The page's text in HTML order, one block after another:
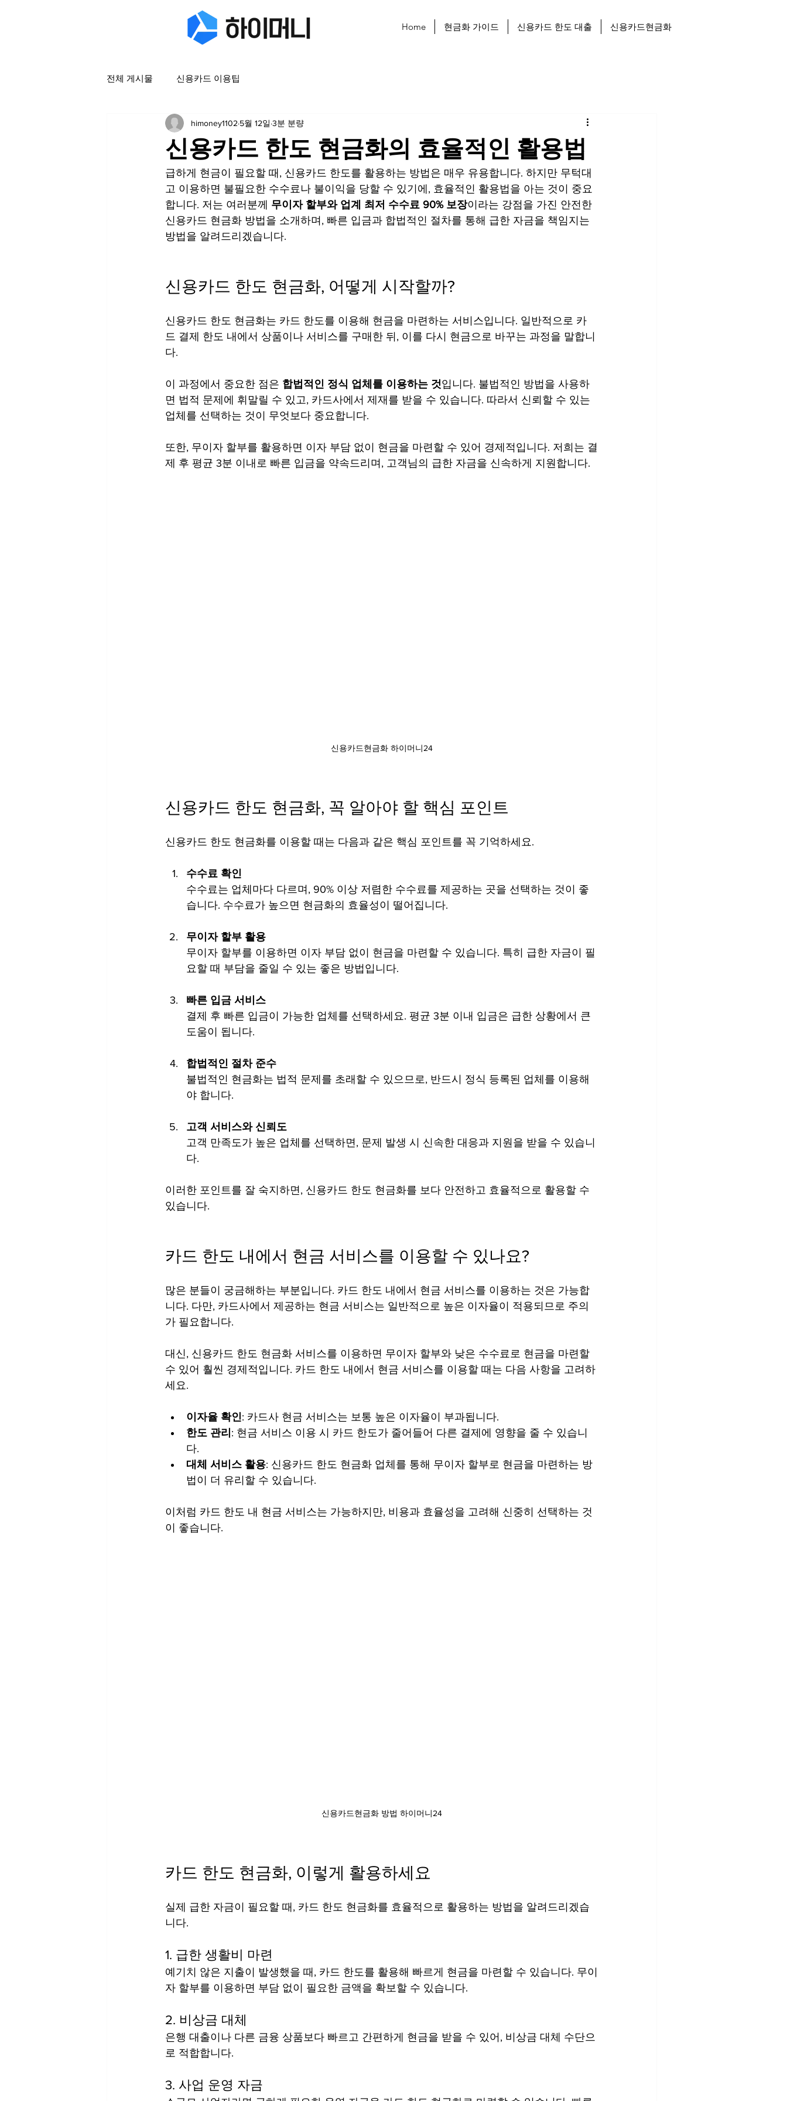
Home 현금화 가이드 신용카드 한도 대출 신용카드현금화
전체 게시물 신용카드 이용팁
신용카드 한도 현금화의 효율적인 활용법
himoney1102 5월 12일 3분 분량
급하게 현금이 필요할 때, 신용카드 한도를 활용하는 방법은 매우 유용합니다. 하지만 무턱대
고 이용하면 불필요한 수수료나 불이익을 당할 수 있기에, 효율적인 활용법을 아는 것이 중요
합니다. 저는 여러분께 무이자 할부와 업계 최저 수수료 90% 보장이라는 강점을 가진 안전한
신용카드 현금화 방법을 소개하며, 빠른 입금과 합법적인 절차를 통해 급한 자금을 책임지는
방법을 알려드리겠습니다.
신용카드 한도 현금화, 어떻게 시작할까?
신용카드 한도 현금화는 카드 한도를 이용해 현금을 마련하는 서비스입니다. 일반적으로 카
드 결제 한도 내에서 상품이나 서비스를 구매한 뒤, 이를 다시 현금으로 바꾸는 과정을 말합니
다.
이 과정에서 중요한 점은 합법적인 정식 업체를 이용하는 것입니다. 불법적인 방법을 사용하
면 법적 문제에 휘말릴 수 있고, 카드사에서 제재를 받을 수 있습니다. 따라서 신뢰할 수 있는
업체를 선택하는 것이 무엇보다 중요합니다.
또한, 무이자 할부를 활용하면 이자 부담 없이 현금을 마련할 수 있어 경제적입니다. 저희는 결
제 후 평균 3분 이내로 빠른 입금을 약속드리며, 고객님의 급한 자금을 신속하게 지원합니다.
신용카드현금화 하이머니24
신용카드 한도 현금화, 꼭 알아야 할 핵심 포인트
신용카드 한도 현금화를 이용할 때는 다음과 같은 핵심 포인트를 꼭 기억하세요.
수수료 확인
수수료는 업체마다 다르며, 90% 이상 저렴한 수수료를 제공하는 곳을 선택하는 것이 좋
습니다. 수수료가 높으면 현금화의 효율성이 떨어집니다.
무이자 할부 활용
무이자 할부를 이용하면 이자 부담 없이 현금을 마련할 수 있습니다. 특히 급한 자금이 필
요할 때 부담을 줄일 수 있는 좋은 방법입니다.
빠른 입금 서비스
결제 후 빠른 입금이 가능한 업체를 선택하세요. 평균 3분 이내 입금은 급한 상황에서 큰
도움이 됩니다.
합법적인 절차 준수
불법적인 현금화는 법적 문제를 초래할 수 있으므로, 반드시 정식 등록된 업체를 이용해
야 합니다.
고객 서비스와 신뢰도
고객 만족도가 높은 업체를 선택하면, 문제 발생 시 신속한 대응과 지원을 받을 수 있습니
다.
이러한 포인트를 잘 숙지하면, 신용카드 한도 현금화를 보다 안전하고 효율적으로 활용할 수
있습니다.
카드 한도 내에서 현금 서비스를 이용할 수 있나요?
많은 분들이 궁금해하는 부분입니다. 카드 한도 내에서 현금 서비스를 이용하는 것은 가능합
니다. 다만, 카드사에서 제공하는 현금 서비스는 일반적으로 높은 이자율이 적용되므로 주의
가 필요합니다.
대신, 신용카드 한도 현금화 서비스를 이용하면 무이자 할부와 낮은 수수료로 현금을 마련할
수 있어 훨씬 경제적입니다. 카드 한도 내에서 현금 서비스를 이용할 때는 다음 사항을 고려하
세요.
이자율 확인: 카드사 현금 서비스는 보통 높은 이자율이 부과됩니다.
한도 관리 : 현금 서비스 이용 시 카드 한도가 줄어들어 다른 결제에 영향을 줄 수 있습니
다.
대체 서비스 활용: 신용카드 한도 현금화 업체를 통해 무이자 할부로 현금을 마련하는 방
법이 더 유리할 수 있습니다.
이처럼 카드 한도 내 현금 서비스는 가능하지만, 비용과 효율성을 고려해 신중히 선택하는 것
이 좋습니다.
신용카드현금화 방법 하이머니24
카드 한도 현금화, 이렇게 활용하세요
실제 급한 자금이 필요할 때, 카드 한도 현금화를 효율적으로 활용하는 방법을 알려드리겠습
니다.
1. 급한 생활비 마련
예기치 않은 지출이 발생했을 때, 카드 한도를 활용해 빠르게 현금을 마련할 수 있습니다. 무이
자 할부를 이용하면 부담 없이 필요한 금액을 확보할 수 있습니다.
2. 비상금 대체
은행 대출이나 다른 금융 상품보다 빠르고 간편하게 현금을 받을 수 있어, 비상금 대체 수단으
로 적합합니다.
3. 사업 운영 자금